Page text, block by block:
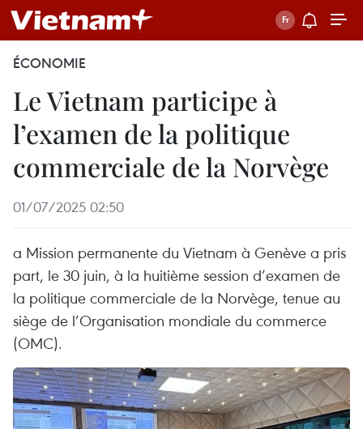
ÉCONOMIE
Le Vietnam participe à
l’examen de la politique
commerciale de la Norvège
01/07/2025 02:50
a Mission permanente du Vietnam à Genève a pris
part, le 30 juin, à la huitième session d’examen de
la politique commerciale de la Norvège, tenue au
siège de l’Organisation mondiale du commerce
(OMC).